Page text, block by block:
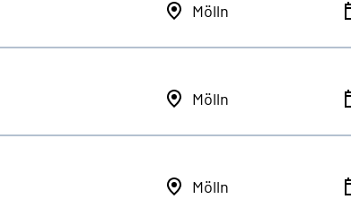
Mölln
Mölln
Mölln